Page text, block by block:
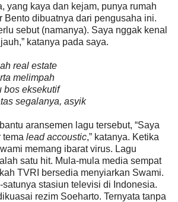
yang kaya dan kejam, punya rumah
Bento dibuatnya dari pengusaha ini.
sebut (namanya). Saya nggak kenal
katanya pada saya.
real estate
melimpah
bos eksekutif
segalanya, asyik
aransemen lagu tersebut, “Saya
tema lead accoustic,” katanya. Ketika
memang ibarat virus. Lagu
satu hit. Mula-mula media sempat
TVRI bersedia menyiarkan Swami.
stasiun televisi di Indonesia.
rezim Soeharto. Ternyata tanpa